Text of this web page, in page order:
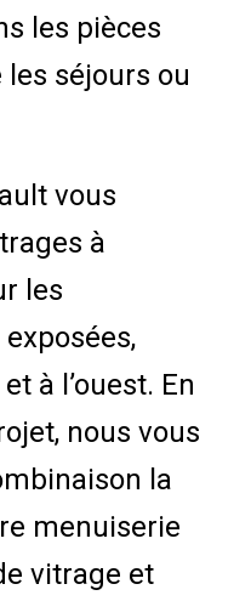
les pièces
séjours ou
vous
à
les
à l’ouest. En
nous vous
la
menuiserie
vitrage et